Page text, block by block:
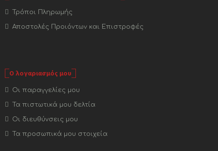
Τρόποι Πληρωμής
Αποστολές Προιόντων και Επιστροφές
Ο λογαριασμός μου
Οι παραγγελίες μου
Τα πιστωτικά μου δελτία
Οι διευθύνσεις μου
Τα προσωπικά μου στοιχεία